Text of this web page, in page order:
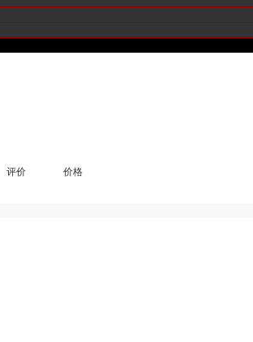
评价
价格